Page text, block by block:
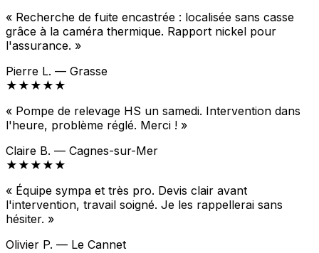
« Recherche de fuite encastrée : localisée sans casse
grâce à la caméra thermique. Rapport nickel pour
l'assurance. »
Pierre L. — Grasse
★★★★★
« Pompe de relevage HS un samedi. Intervention dans
l'heure, problème réglé. Merci ! »
Claire B. — Cagnes-sur-Mer
★★★★★
« Équipe sympa et très pro. Devis clair avant
l'intervention, travail soigné. Je les rappellerai sans
hésiter. »
Olivier P. — Le Cannet